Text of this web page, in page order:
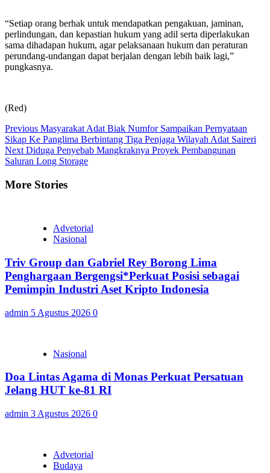
“Setiap orang berhak untuk mendapatkan pengakuan, jaminan,
perlindungan, dan kepastian hukum yang adil serta diperlakukan
sama dihadapan hukum, agar pelaksanaan hukum dan peraturan
perundang-undangan dapat berjalan dengan lebih baik lagi,”
pungkasnya.
(Red)
Continue
Reading
Previous Masyarakat Adat Biak Numfor Sampaikan Pernyataan
Sikap Ke Panglima Berbintang Tiga Penjaga Wilayah Adat Saireri
Next Diduga Penyebab Mangkraknya Proyek Pembangunan
Saluran Long Storage
More Stories
Advetorial
Nasional
Triv Group dan Gabriel Rey Borong Lima
Penghargaan Bergengsi*Perkuat Posisi sebagai
Pemimpin Industri Aset Kripto Indonesia
admin 5 Agustus 2026 0
Nasional
Doa Lintas Agama di Monas Perkuat Persatuan
Jelang HUT ke-81 RI
admin 3 Agustus 2026 0
Advetorial
Budaya